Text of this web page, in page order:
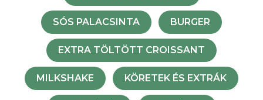
SÓS PALACSINTA BURGER
EXTRA TÖLTÖTT CROISSANT
MILKSHAKE KÖRETEK ÉS EXTRÁK